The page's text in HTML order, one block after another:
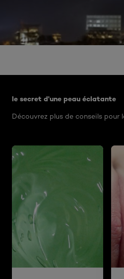
le secret d'une peau éclatante
Découvrez plus de conseils pour